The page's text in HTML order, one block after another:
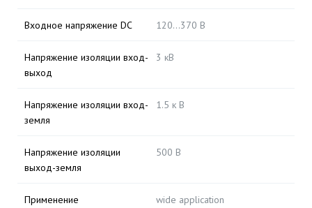
Входное напряжение DC 120...370 В
Напряжение изоляции вход-
выход
3 кВ
Напряжение изоляции вход-
земля
1.5 к В
Напряжение изоляции
выход-земля
500 В
Применение wide application